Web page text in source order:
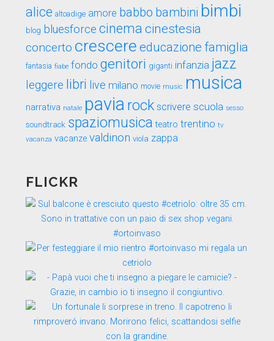
alice altoadige amore babbo bambini bimbi
blog bluesforce cinema cinestesia
concerto crescere educazione famiglia
fantasia fiabe fondo genitori giganti infanzia jazz
leggere libri live milano movie music musica
narrativa natale pavia rock scrivere scuola sesso
soundtrack spaziomusica teatro trentino tv
vacanza vacanze valdinon viola zappa
FLICKR